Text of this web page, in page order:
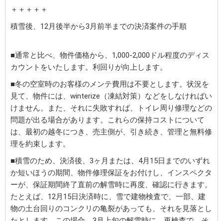
＋＋＋＋＋
積雪後、12月後半から3月前半までの決済案件の手順
■通常と比べ、物件価格から、1,000-2,000ドル程度のディス
カウントをいたします。利回りが向上します。
■冬の空室時のお客様のメンテ費用は不要とします。状況を
見て、物件には、winterize（凍結対策）などをしなければい
けません。また、それに失敗すれば、トイレ周り修理などの
問題が出る場合があります。これらの保持コストについて
は、最初の越冬につき、売主側が、引き続き、管理と無料修
理を約束します。
■積雪のため、決済後、3ヶ月または、4月15日までのいずれ
か短いほうの期間、物件修理保証をお付けし、インスペクタ
ーが、保証期間終了直前の解雪時に再度、確認に行きます。
たとえば、12月15日決済時に、雪で建物検査で、一部、建
物の土台回りのコンクリの亀裂があっても、それを見落とし